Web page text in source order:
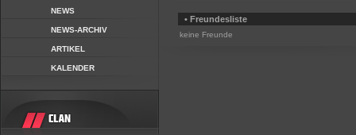
NEWS
NEWS-ARCHIV
ARTIKEL
KALENDER
• Freundesliste
keine Freunde